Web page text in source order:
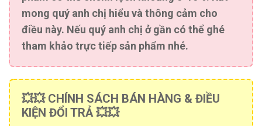
mong quý anh chị hiểu và thông cảm cho
điều này. Nếu quý anh chị ở gần có thể ghé
tham khảo trực tiếp sản phẩm nhé.
💥💥 CHÍNH SÁCH BÁN HÀNG & ĐIỀU
KIỆN ĐỔI TRẢ 💥💥